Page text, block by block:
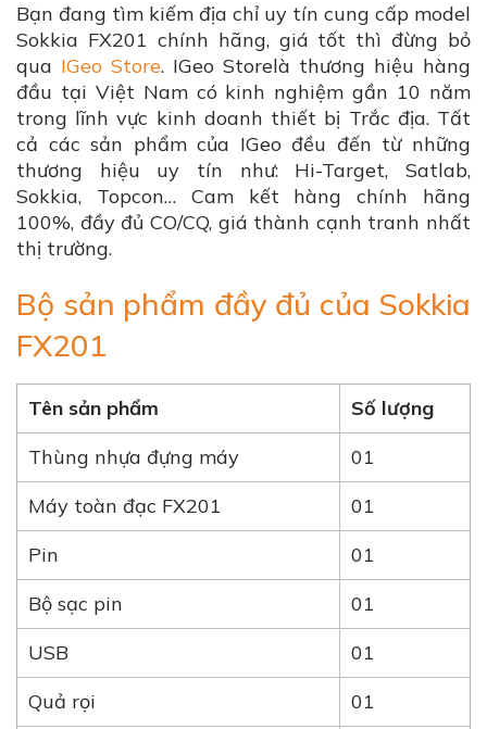
Bạn đang tìm kiếm địa chỉ uy tín cung cấp model
Sokkia FX201 chính hãng, giá tốt thì đừng bỏ
qua IGeo Store. IGeo Storelà thương hiệu hàng
đầu tại Việt Nam có kinh nghiệm gần 10 năm
trong lĩnh vực kinh doanh thiết bị Trắc địa. Tất
cả các sản phẩm của IGeo đều đến từ những
thương hiệu uy tín như: Hi-Target, Satlab,
Sokkia, Topcon… Cam kết hàng chính hãng
100%, đầy đủ CO/CQ, giá thành cạnh tranh nhất
thị trường.
Bộ sản phẩm đầy đủ của Sokkia
FX201
Tên sản phẩm
Số lượng
Thùng nhựa đựng máy
01
Máy toàn đạc FX201
01
Pin
01
Bộ sạc pin
01
USB
01
Quả rọi
01